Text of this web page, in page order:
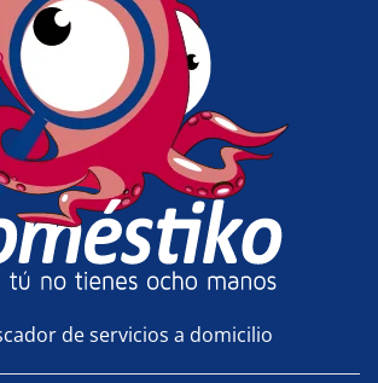
de servicios a domicilio